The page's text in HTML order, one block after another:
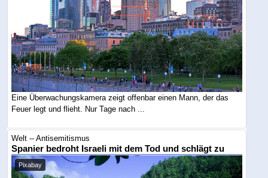
Eine Überwachungskamera zeigt offenbar einen Mann, der das
Feuer legt und flieht. Nur Tage nach ...
Welt -- Antisemitismus
Spanier bedroht Israeli mit dem Tod und schlägt zu
Pixabay